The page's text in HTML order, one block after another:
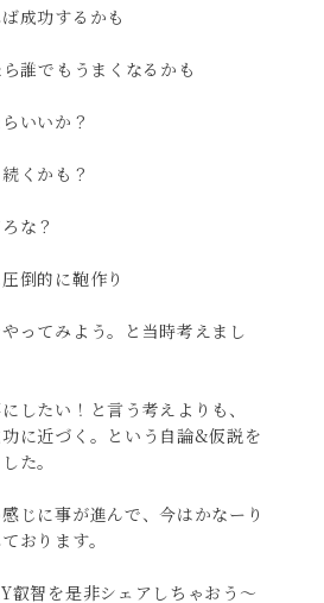
成功するかも
誰でもうまくなるかも
いいか？
くかも？
な？
倒的に鞄作り
ってみよう。と当時考えまし
したい！と言う考えよりも、
に近づく。という自論&仮説を
た。
じに事が進んで、今はかなーり
おります。
叡智を是非シェアしちゃおう〜